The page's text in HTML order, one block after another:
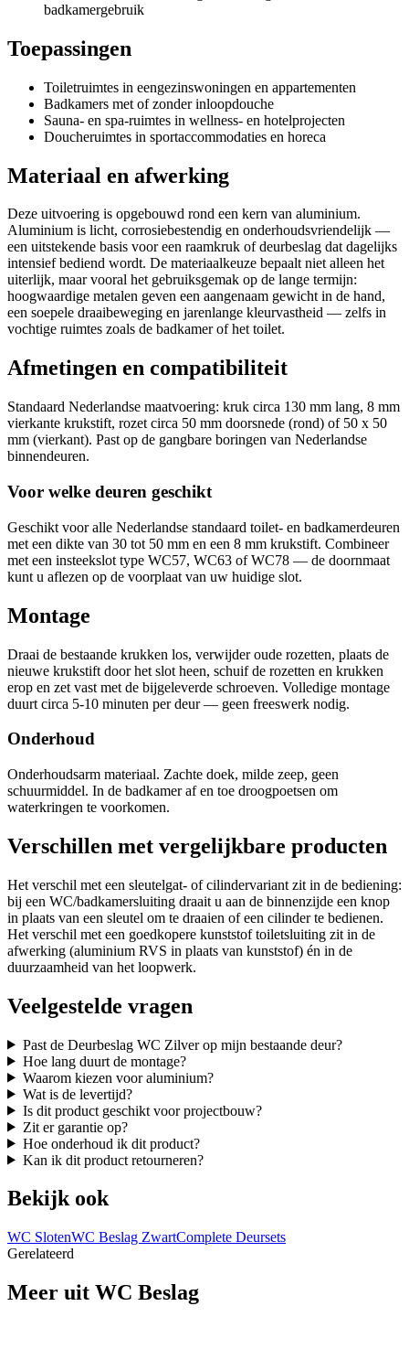
badkamergebruik
Toepassingen
Toiletruimtes in eengezinswoningen en appartementen
Badkamers met of zonder inloopdouche
Sauna- en spa-ruimtes in wellness- en hotelprojecten
Doucheruimtes in sportaccommodaties en horeca
Materiaal en afwerking
Deze uitvoering is opgebouwd rond een kern van aluminium.
Aluminium is licht, corrosiebestendig en onderhoudsvriendelijk —
een uitstekende basis voor een raamkruk of deurbeslag dat dagelijks
intensief bediend wordt. De materiaalkeuze bepaalt niet alleen het
uiterlijk, maar vooral het gebruiksgemak op de lange termijn:
hoogwaardige metalen geven een aangenaam gewicht in de hand,
een soepele draaibeweging en jarenlange kleurvastheid — zelfs in
vochtige ruimtes zoals de badkamer of het toilet.
Afmetingen en compatibiliteit
Standaard Nederlandse maatvoering: kruk circa 130 mm lang, 8 mm
vierkante krukstift, rozet circa 50 mm doorsnede (rond) of 50 x 50
mm (vierkant). Past op de gangbare boringen van Nederlandse
binnendeuren.
Voor welke deuren geschikt
Geschikt voor alle Nederlandse standaard toilet- en badkamerdeuren
met een dikte van 30 tot 50 mm en een 8 mm krukstift. Combineer
met een insteekslot type WC57, WC63 of WC78 — de doornmaat
kunt u aflezen op de voorplaat van uw huidige slot.
Montage
Draai de bestaande krukken los, verwijder oude rozetten, plaats de
nieuwe krukstift door het slot heen, schuif de rozetten en krukken
erop en zet vast met de bijgeleverde schroeven. Volledige montage
duurt circa 5-10 minuten per deur — geen freeswerk nodig.
Onderhoud
Onderhoudsarm materiaal. Zachte doek, milde zeep, geen
schuurmiddel. In de badkamer af en toe droogpoetsen om
waterkringen te voorkomen.
Verschillen met vergelijkbare producten
Het verschil met een sleutelgat- of cilindervariant zit in de bediening:
bij een WC/badkamersluiting draait u aan de binnenzijde een knop
in plaats van een sleutel om te draaien of een cilinder te bedienen.
Het verschil met een goedkopere kunststof toiletsluiting zit in de
afwerking (aluminium RVS in plaats van kunststof) én in de
duurzaamheid van het loopwerk.
Veelgestelde vragen
Past de Deurbeslag WC Zilver op mijn bestaande deur?
Hoe lang duurt de montage?
Waarom kiezen voor aluminium?
Wat is de levertijd?
Is dit product geschikt voor projectbouw?
Zit er garantie op?
Hoe onderhoud ik dit product?
Kan ik dit product retourneren?
Bekijk ook
WC SlotenWC Beslag ZwartComplete Deursets
Gerelateerd
Meer uit WC Beslag